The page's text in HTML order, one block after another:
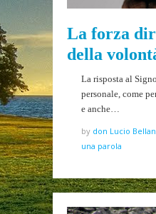
La forza
della
La risposta al
personale, come
e anche…
by don Lucio
una parola